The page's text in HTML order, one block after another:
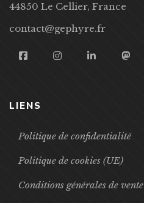
44850 Le Cellier, France
contact@gephyre.fr
LIENS
Politique de confidentialité
Politique de cookies (UE)
Conditions générales de vente